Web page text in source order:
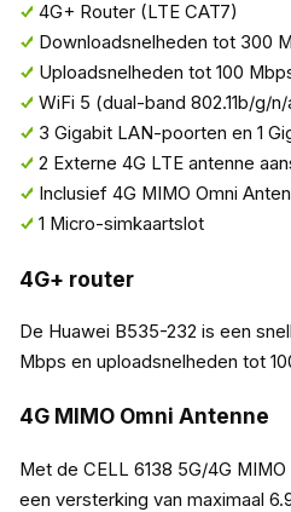
4G+ Router (LTE CAT7)
Downloadsnelheden tot 300
Uploadsnelheden tot 100
WiFi 5 (dual-band 802.11b/g/n/
3 Gigabit LAN-poorten en 1
2 Externe 4G LTE antenne
Inclusief 4G MIMO Omni
1 Micro-simkaartslot
4G+ router
De Huawei B535-232 is een
Mbps en uploadsnelheden tot
4G MIMO Omni Antenne
Met de CELL 6138 5G/4G
een versterking van maximaal